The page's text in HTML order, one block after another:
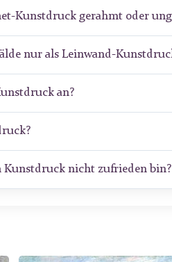
Kunstdruck gerahmt oder
nur als Leinwand-
an?
Kunstdruck nicht zufrieden bin?